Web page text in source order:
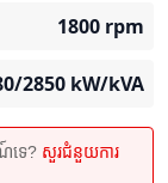
1800 rpm
2850 kW/kVA
ទេ? សួរជំនួយការ